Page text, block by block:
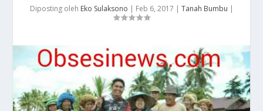
Diposting oleh Eko Sulaksono | Feb 6, 2017 | Tanah Bumbu |